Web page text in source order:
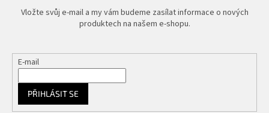
Vložte svůj e-mail a my vám budeme zasílat informace o nových
produktech na našem e-shopu.
E-mail
PŘIHLÁSIT SE